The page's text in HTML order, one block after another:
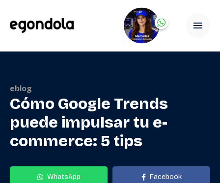
eblog
Cómo Google Trends
puede impulsar tu e-
commerce: 5 tips
WhatsApp Facebook